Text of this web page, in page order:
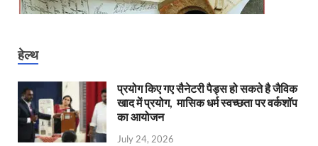
हेल्थ
प्रयोग किए गए सैनेटरी पैड्स हो सकते है जैविक
खाद में प्रयोग, मासिक धर्म स्वच्छता पर वर्कशॉप
का आयोजन
July 24, 2026